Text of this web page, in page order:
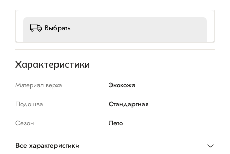
Выбрать
Характеристики
Материал верха
Экокожа
Подошва
Стандартная
Сезон
Лето
Все характеристики